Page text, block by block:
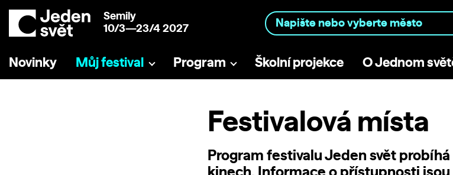
Semily
10/3—23/4 2027
Novinky Můj festival Program Školní projekce O Jednom
Festivalová místa
Program festivalu Jeden svět